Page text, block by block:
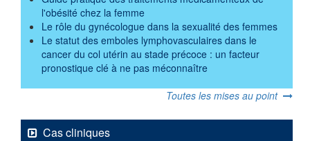
l'obésité chez la femme
Le rôle du gynécologue dans la sexualité des femmes
Le statut des emboles lymphovasculaires dans le
cancer du col utérin au stade précoce : un facteur
pronostique clé à ne pas méconnaître
Toutes les mises au point
Cas cliniques